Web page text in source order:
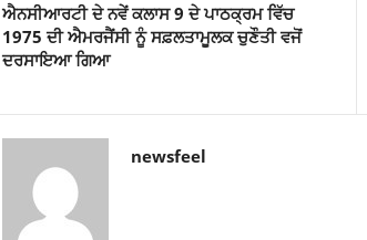
ਐਨਸੀਆਰਟੀ ਦੇ ਨਵੇਂ ਕਲਾਸ 9 ਦੇ ਪਾਠਕ੍ਰਮ ਵਿੱਚ
1975 ਦੀ ਐਮਰਜੈਂਸੀ ਨੂੰ ਸਫ਼ਲਤਾਮੂਲਕ ਚੁਣੌਤੀ ਵਜੋਂ
ਦਰਸਾਇਆ ਗਿਆ
newsfeel